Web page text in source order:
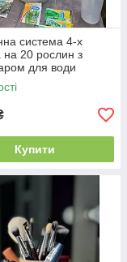
система 4-х
на 20 рослин з
для води
Купити